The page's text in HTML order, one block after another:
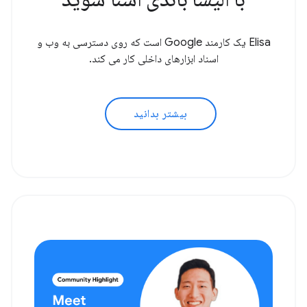
Elisa یک کارمند Google است که روی دسترسی به وب و
اسناد ابزارهای داخلی کار می کند.
بیشتر بدانید